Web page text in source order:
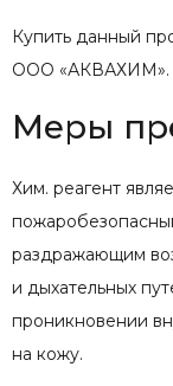
Купить данный
ООО «АКВАХИМ».
Меры
Хим. реагент
раздражающим
и дыхательных
проникновении
на кожу.